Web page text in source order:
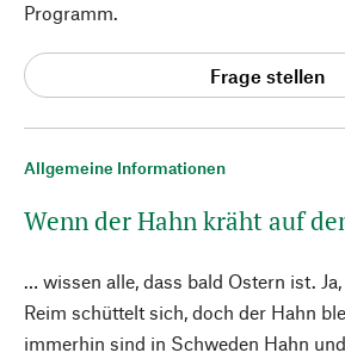
Allgemeine Informationen
Wenn der Hahn kräht auf
… wissen alle, dass bald Ostern ist.
Reim schüttelt sich, doch der Hahn
immerhin sind in Schweden Hahn
Programm.
Frage stellen